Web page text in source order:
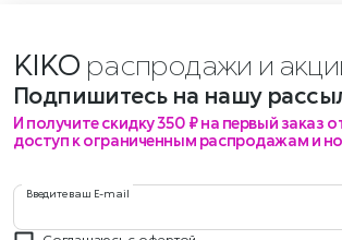
KIKO распродажи и
Подпишитесь на нашу
И получите скидку 350 ₽ на первый заказ
доступ к ограниченным распродажам и
Введите ваш E-mail